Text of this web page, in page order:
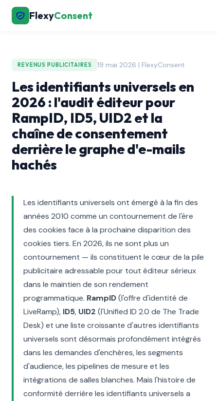
FlexyConsent
REVENUS PUBLICITAIRES 19 mai 2026 | FlexyConsent
Les identifiants universels en
2026 : l'audit éditeur pour
RampID, ID5, UID2 et la
chaîne de consentement
derrière le graphe d'e-mails
hachés
Les identifiants universels ont émergé à la fin des
années 2010 comme un contournement de l'ère
des cookies face à la prochaine disparition des
cookies tiers. En 2026, ils ne sont plus un
contournement — ils constituent le cœur de la pile
publicitaire adressable pour tout éditeur sérieux
dans le maintien de son rendement
programmatique. RampID(l'offre d'identité de
LiveRamp), ID5, UID2 (l'Unified ID 2.0 de The Trade
Desk) et une liste croissante d'autres identifiants
universels sont désormais profondément intégrés
dans les demandes d'enchères, les segments
d'audience, les pipelines de mesure et les
intégrations de salles blanches. Mais l'histoire de
conformité derrière les identifiants universels a